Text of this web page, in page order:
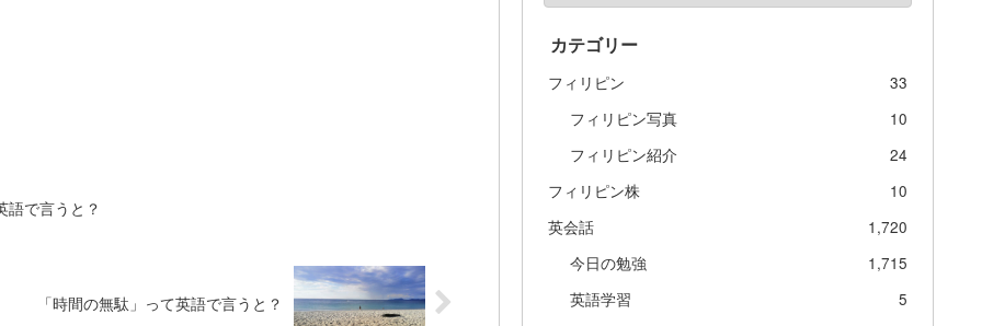
語で言うと？
「時間の無駄」って英語で言うと？
カテゴリー
フィリピン
33
フィリピン写真
10
フィリピン紹介
24
フィリピン株
10
英会話
1,720
今日の勉強
1,715
英語学習
5